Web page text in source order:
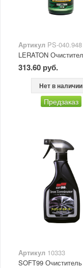
Артикул PS-040.948
313.60 руб.
Нет в наличии
Предзаказ
Артикул 10333